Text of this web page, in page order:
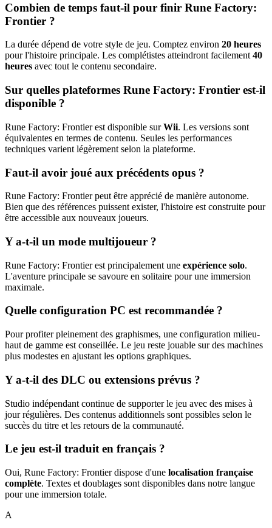
Combien de temps faut-il pour finir Rune Factory:
Frontier ?
La durée dépend de votre style de jeu. Comptez environ 20 heures
pour l'histoire principale. Les complétistes atteindront facilement40
heures avec tout le contenu secondaire.
Sur quelles plateformes Rune Factory: Frontier est-il
disponible ?
Rune Factory: Frontier est disponible surWii. Les versions sont
équivalentes en termes de contenu. Seules les performances
techniques varient légèrement selon la plateforme.
Faut-il avoir joué aux précédents opus ?
Rune Factory: Frontier peut être apprécié de manière autonome.
Bien que des références puissent exister, l'histoire est construite pour
être accessible aux nouveaux joueurs.
Y a-t-il un mode multijoueur ?
Rune Factory: Frontier est principalement une expérience solo.
L'aventure principale se savoure en solitaire pour une immersion
maximale.
Quelle configuration PC est recommandée ?
Pour profiter pleinement des graphismes, une configuration milieu-
haut de gamme est conseillée. Le jeu reste jouable sur des machines
plus modestes en ajustant les options graphiques.
Y a-t-il des DLC ou extensions prévus ?
Studio indépendant continue de supporter le jeu avec des mises à
jour régulières. Des contenus additionnels sont possibles selon le
succès du titre et les retours de la communauté.
Le jeu est-il traduit en français ?
Oui, Rune Factory: Frontier dispose d'une localisation française
complète. Textes et doublages sont disponibles dans notre langue
pour une immersion totale.
A